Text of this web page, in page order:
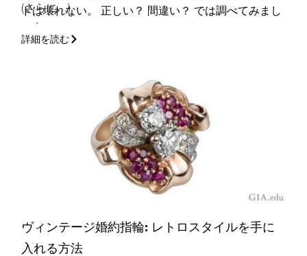
ドは壊れない。 正しい？ 間違い？ では調べてみまし
ょう。
(さらに…)
詳細を読む
ヴィンテージ婚約指輪: レトロスタイルを手に
入れる方法